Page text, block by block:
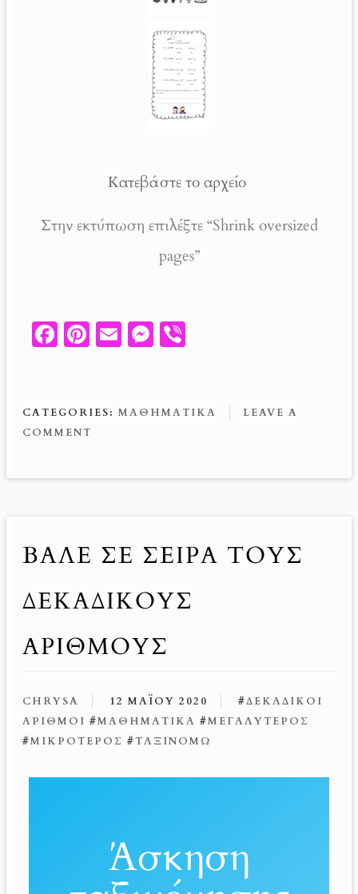
Κατεβάστε το αρχείο
Στην εκτύπωση επιλέξτε “Shrink oversized
pages”
Fa
o
o
Pi
es
t
E M
n
CATEGORIES: ΜΑΘΗΜΑΤΙΚΆ
LEAVE A
COMMENT
ΒΑΛΕ ΣΕ ΣΕΙΡΑ ΤΟΥΣ
ΔΕΚΑΔΙΚΟΥΣ
ΑΡΙΘΜΟΥΣ
CHRYSA 12 ΜΑΪ́ΟΥ 2020 #ΔΕΚΑΔΙΚΟΊ
ΑΡΙΘΜΟΊ #ΜΑΘΗΜΑΤΙΚΆ #ΜΕΓΑΛΎΤΕΡΟΣ
#ΜΙΚΡΌΤΕΡΟΣ #ΤΑΞΙΝΟΜΏ
Άσκηση